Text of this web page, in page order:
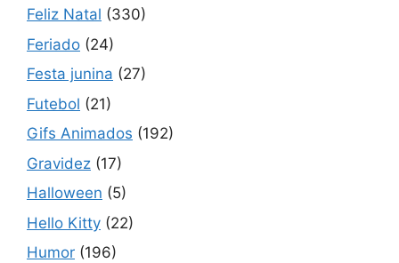
Feliz Natal (330)
Feriado (24)
Festa junina (27)
Futebol (21)
Gifs Animados (192)
Gravidez (17)
Halloween (5)
Hello Kitty (22)
Humor (196)